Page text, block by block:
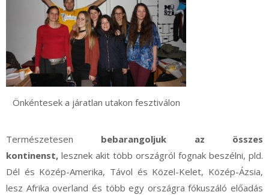
Önkéntesek a járatlan utakon fesztiválon
Természetesen bebarangoljuk az összes
kontinenst, lesznek akit több országról fognak beszélni, pld.
Dél és Közép-Amerika, Távol és Közel-Kelet, Közép-Ázsia,
lesz Afrika overland és több egy országra fókuszáló előadás